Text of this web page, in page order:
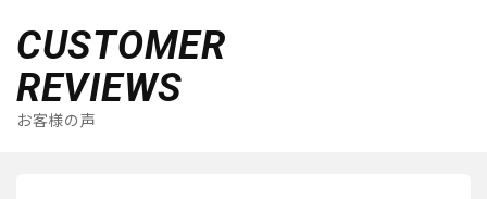
CUSTOMER
REVIEWS
お客様の声